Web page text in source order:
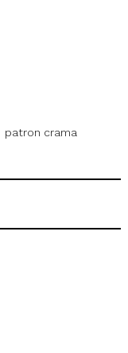
patron crama